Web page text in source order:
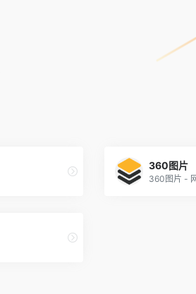
360图片
360图片 -